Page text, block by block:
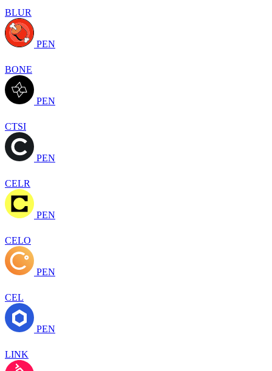
BLUR
PEN
BONE
PEN
CTSI
PEN
CELR
PEN
CELO
PEN
CEL
PEN
LINK